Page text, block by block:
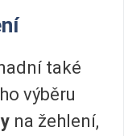
také
výběru
na žehlení,